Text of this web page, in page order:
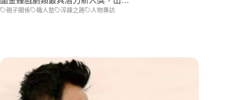
親子關係 職人塾 淬鍊之路 人物專訪